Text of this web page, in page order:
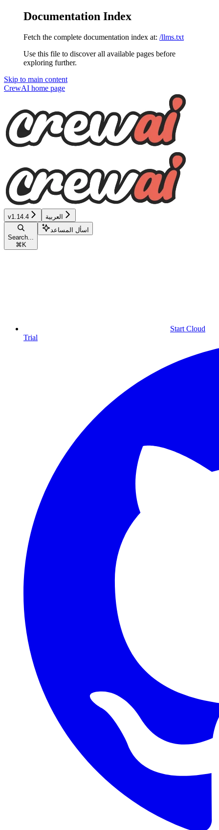
Documentation Index
Fetch the complete documentation index at: /llms.txt
Use this file to discover all available pages before
exploring further.
Skip to main content
CrewAI home page
v1.14.4 العربية
Search...
⌘ K
اسأل المساعد
Start Cloud
Trial